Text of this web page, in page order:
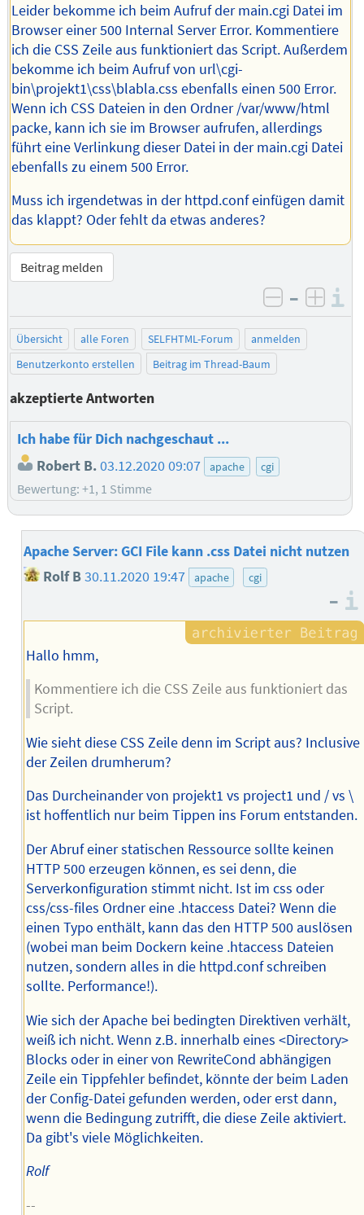
Leider bekomme ich beim Aufruf der main.cgi Datei im
Browser einer 500 Internal Server Error. Kommentiere
ich die CSS Zeile aus funktioniert das Script. Außerdem
bekomme ich beim Aufruf von url\cgi-
bin\projekt1\css\blabla.css ebenfalls einen 500 Error.
Wenn ich CSS Dateien in den Ordner /var/www/html
packe, kann ich sie im Browser aufrufen, allerdings
führt eine Verlinkung dieser Datei in der main.cgi Datei
ebenfalls zu einem 500 Error.
Muss ich irgendetwas in der httpd.conf einfügen damit
das klappt? Oder fehlt da etwas anderes?
Beitrag melden
negativ
–
Übersicht alle Foren SELFHTML-Forum
anmelden
Benutzerkonto erstellen
Beitrag im Thread-Baum
akzeptierte Antworten
Ich habe für Dich nachgeschaut ...
Robert B.03.12.2020 09:07 apache cgi
Bewertung: +1, 1 Stimme
Apache Server: GCI File kann .css Datei nicht nutzen
Rolf B30.11.2020 19:47 apache cgi
–
Hallo hmm,
Kommentiere ich die CSS Zeile aus funktioniert das
Script.
Wie sieht diese CSS Zeile denn im Script aus? Inclusive
der Zeilen drumherum?
Das Durcheinander von projekt1 vs project1 und / vs \
ist hoffentlich nur beim Tippen ins Forum entstanden.
Der Abruf einer statischen Ressource sollte keinen
HTTP 500 erzeugen können, es sei denn, die
Serverkonfiguration stimmt nicht. Ist im css oder
css/css-files Ordner eine .htaccess Datei? Wenn die
einen Typo enthält, kann das den HTTP 500 auslösen
(wobei man beim Dockern keine .htaccess Dateien
nutzen, sondern alles in die httpd.conf schreiben
sollte. Performance!).
Wie sich der Apache bei bedingten Direktiven verhält,
weiß ich nicht. Wenn z.B. innerhalb eines <Directory>
Blocks oder in einer von RewriteCond abhängigen
Zeile ein Tippfehler befindet, könnte der beim Laden
der Config-Datei gefunden werden, oder erst dann,
wenn die Bedingung zutrifft, die diese Zeile aktiviert.
Da gibt's viele Möglichkeiten.
Rolf
--